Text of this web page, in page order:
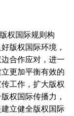
权国际规则构
版权国际环境，
合作应对，进一
更加平衡有效的
工作，扩大版权
权国际传播力，
立健全版权国际